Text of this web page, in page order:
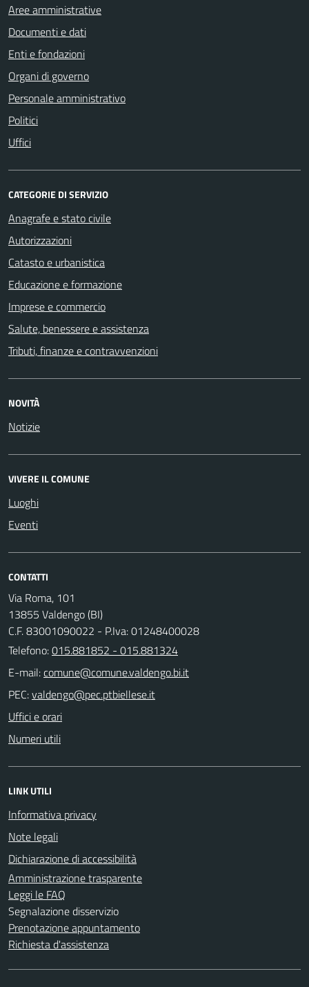
Aree amministrative
Documenti e dati
Enti e fondazioni
Organi di governo
Personale amministrativo
Politici
Uffici
CATEGORIE DI SERVIZIO
Anagrafe e stato civile
Autorizzazioni
Catasto e urbanistica
Educazione e formazione
Imprese e commercio
Salute, benessere e assistenza
Tributi, finanze e contravvenzioni
NOVITÀ
Notizie
VIVERE IL COMUNE
Luoghi
Eventi
CONTATTI
Via Roma, 101
13855 Valdengo (BI)
C.F. 83001090022 - P.Iva: 01248400028
Telefono:015.881852 - 015.881324
E-mail:
PEC:
Uffici e orari
Numeri utili
LINK UTILI
Informativa privacy
Note legali
Dichiarazione di accessibilità
Amministrazione trasparente
Leggi le FAQ
Segnalazione disservizio
Prenotazione appuntamento
Richiesta d'assistenza